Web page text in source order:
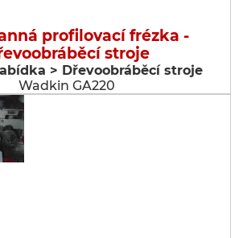
profilovací frézka -
stroje
> Dřevoobráběcí stroje
Wadkin GA220